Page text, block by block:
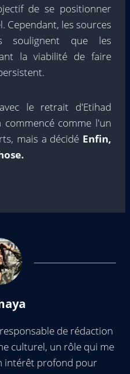
de se positionner
Cependant, les sources
soulignent que les
la viabilité de faire
le retrait d'Etihad
comme l'un
mais a décidé Enfin,
de rédaction
culturel, un rôle qui me
intérêt profond pour